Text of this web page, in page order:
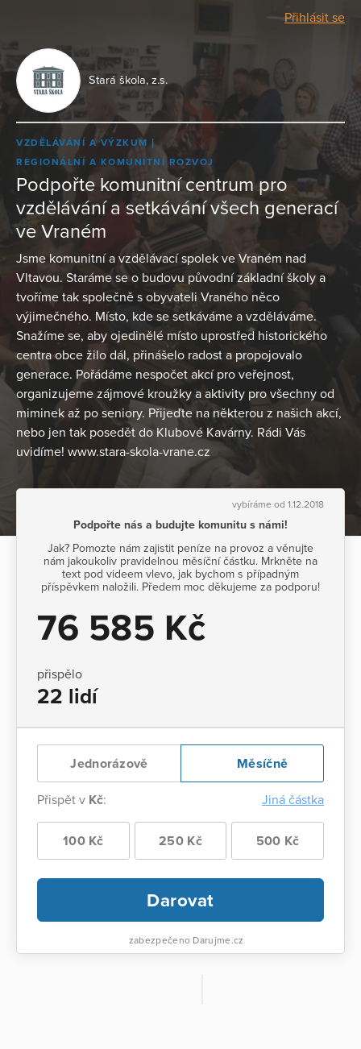
Přihlásit se
Stará škola, z.s.
VZDĚLÁVÁNÍ A VÝZKUM
REGIONÁLNÍ A KOMUNITNÍ ROZVOJ
Podpořte komunitní centrum pro
vzdělávání a setkávání všech generací
ve Vraném
Jsme komunitní a vzdělávací spolek ve Vraném nad
Vltavou. Staráme se o budovu původní základní školy a
tvoříme tak společně s obyvateli Vraného něco
výjimečného. Místo, kde se setkáváme a vzděláváme.
Snažíme se, aby ojedinělé místo uprostřed historického
centra obce žilo dál, přinášelo radost a propojovalo
generace. Pořádáme nespočet akcí pro veřejnost,
organizujeme zájmové kroužky a aktivity pro všechny od
miminek až po seniory. Přijeďte na některou z našich akcí,
nebo jen tak posedět do Klubové Kavárny. Rádi Vás
uvidíme! www.stara-skola-vrane.cz
vybíráme od 1.12.2018
Podpořte nás a budujte komunitu s námi!
Jak? Pomozte nám zajistit peníze na provoz a věnujte
nám jakoukoliv pravidelnou měsíční částku. Mrkněte na
text pod videem vlevo, jak bychom s případným
příspěvkem naložili. Předem moc děkujeme za podporu!
76 585 Kč
přispělo
22 lidí
Jednorázově Měsíčně
Přispět v Kč: Jiná částka
100 Kč 250 Kč 500 Kč
Darovat
zabezpečeno Darujme.cz